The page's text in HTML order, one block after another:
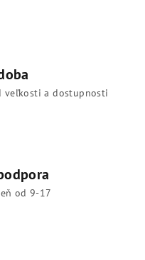
a dostupnosti
od 9-17